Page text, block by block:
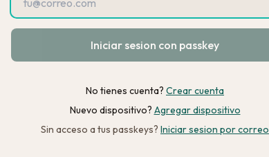
Iniciar sesion con passkey
No tienes cuenta? Crear cuenta
Nuevo dispositivo? Agregar dispositivo
Sin acceso a tus passkeys? Iniciar sesion por correo